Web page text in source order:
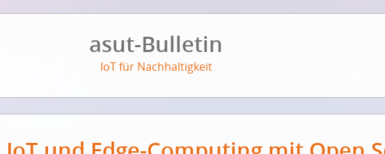
asut-Bulletin
IoT für Nachhaltigkeit